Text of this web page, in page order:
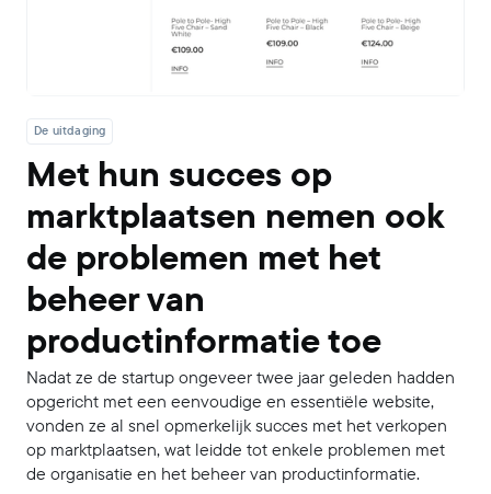
De uitdaging
Met hun succes op
marktplaatsen nemen ook
de problemen met het
beheer van
productinformatie toe
Nadat ze de startup ongeveer twee jaar geleden hadden
opgericht met een eenvoudige en essentiële website,
vonden ze al snel opmerkelijk succes met het verkopen
op marktplaatsen, wat leidde tot enkele problemen met
de organisatie en het beheer van productinformatie.